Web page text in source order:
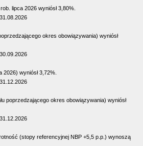
lipca 2026 wyniósł 3,80%.
okres obowiązywania) wyniósł
wyniósł 3,72%.
poprzedzającego okres obowiązywania) wyniósł
(stopy referencyjnej NBP +5,5 p.p.) wynoszą